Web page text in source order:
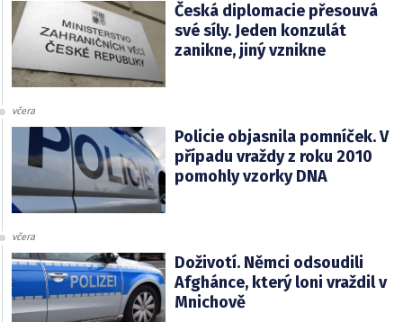
Česká diplomacie přesouvá
své síly. Jeden konzulát
zanikne, jiný vznikne
včera
Policie objasnila pomníček. V
případu vraždy z roku 2010
pomohly vzorky DNA
včera
Doživotí. Němci odsoudili
Afghánce, který loni vraždil v
Mnichově